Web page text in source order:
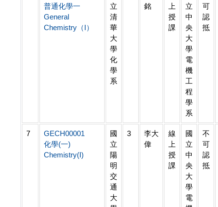
普通化學一
General
Chemistry（I）
立
清
華
大
學
化
學
系
銘
上
授
課
立
中
央
大
學
電
機
工
程
學
系
可
認
抵
7
GECH00001
化學(一)
Chemistry(I)
國
立
陽
明
交
通
大
3
李大
偉
線
上
授
課
國
立
中
央
大
學
電
不
可
認
抵